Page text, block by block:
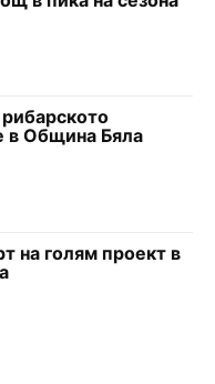
в Община Бяла
на голям проект в